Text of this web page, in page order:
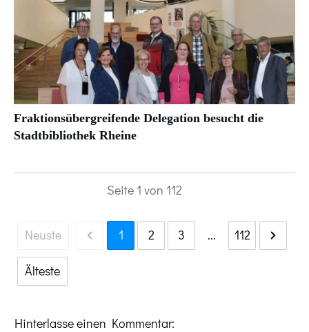
Fraktionsübergreifende Delegation besucht die
Stadtbibliothek Rheine
Seite 1 von 112
Neuste 1 2 3 ... 112
Älteste
Hinterlasse einen Kommentar: